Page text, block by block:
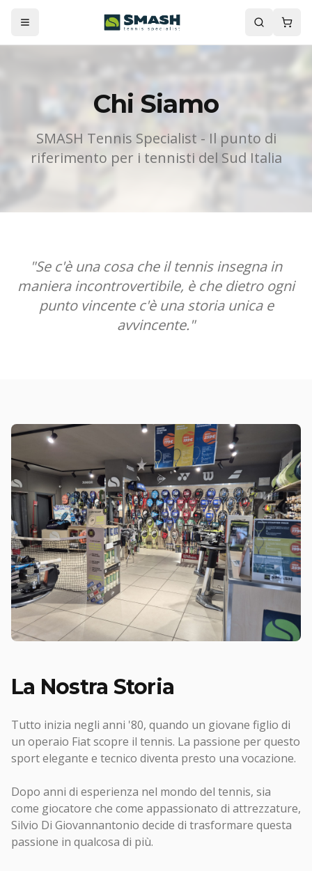
Chi Siamo
SMASH Tennis Specialist - Il punto di
riferimento per i tennisti del Sud Italia
"Se c'è una cosa che il tennis insegna in
maniera incontrovertibile, è che dietro ogni
punto vincente c'è una storia unica e
avvincente."
La Nostra Storia
Tutto inizia negli anni '80, quando un giovane figlio di
un operaio Fiat scopre il tennis. La passione per questo
sport elegante e tecnico diventa presto una vocazione.
Dopo anni di esperienza nel mondo del tennis, sia
come giocatore che come appassionato di attrezzature,
Silvio Di Giovannantonio decide di trasformare questa
passione in qualcosa di più.